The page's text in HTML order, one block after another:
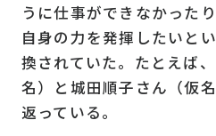
うに仕事ができなかった
自身の力を発揮したいと
換されていた。たとえば
名）と城田順子さん（仮
返っている。